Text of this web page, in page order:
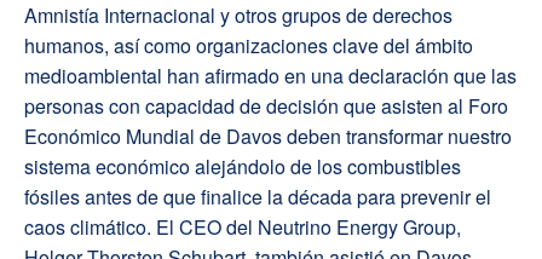
Amnistía Internacional y otros grupos de derechos
humanos, así como organizaciones clave del ámbito
medioambiental han afirmado en una declaración que las
personas con capacidad de decisión que asisten al Foro
Económico Mundial de Davos deben transformar nuestro
sistema económico alejándolo de los combustibles
fósiles antes de que finalice la década para prevenir el
caos climático. El CEO del Neutrino Energy Group,